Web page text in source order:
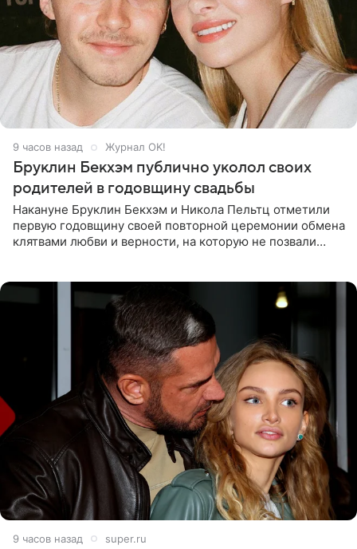
9 часов назад Журнал OK!
Бруклин Бекхэм публично уколол своих
родителей в годовщину свадьбы
Накануне Бруклин Бекхэм и Никола Пельтц отметили
первую годовщину своей повторной церемонии обмена
клятвами любви и верности, на которую не позвали
9 часов назад super.ru